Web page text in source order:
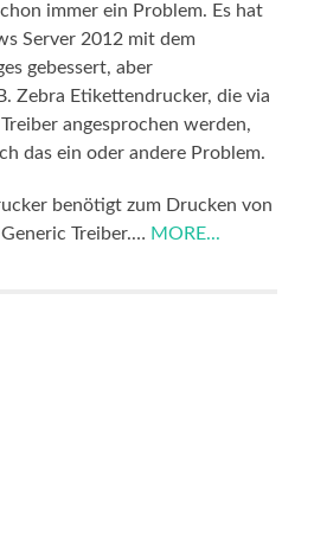
immer ein Problem. Es hat
Server 2012 mit dem
gebessert, aber
Zebra Etikettendrucker, die via
Treiber angesprochen werden,
das ein oder andere Problem.
benötigt zum Drucken von
Treiber.… MORE...